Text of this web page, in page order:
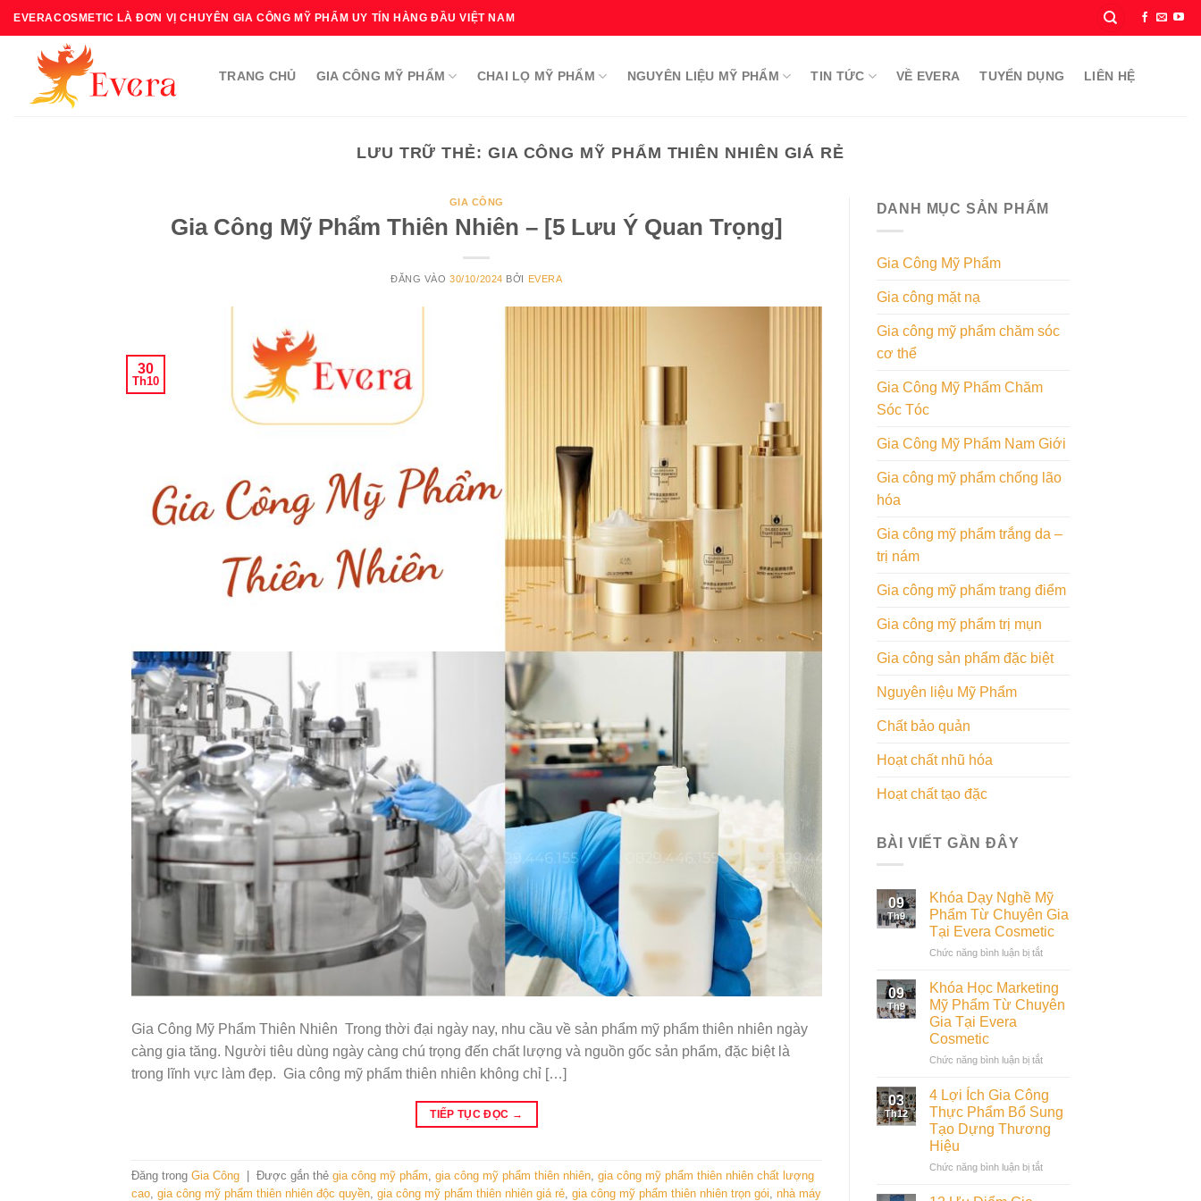
Bỏ
qua
EVERACOSMETIC LÀ ĐƠN VỊ CHUYÊN GIA CÔNG MỸ PHẨM UY TÍN HÀNG ĐẦU VIỆT NAM
TRANG CHỦ GIA CÔNG MỸ PHẨM CHAI LỌ MỸ PHẨM NGUYÊN LIỆU MỸ PHẨM TIN TỨC VỀ EVERA TUYỂN DỤNG LIÊN HỆ
LƯU TRỮ THẺ: GIA CÔNG MỸ PHẨM THIÊN NHIÊN GIÁ RẺ
GIA CÔNG
Gia Công Mỹ Phẩm Thiên Nhiên – [5 Lưu Ý Quan Trọng]
ĐĂNG VÀO30/10/2024 BỞI EVERA
30
Th10
Gia Công Mỹ Phẩm Thiên Nhiên Trong thời đại ngày nay, nhu cầu về sản phẩm mỹ phẩm thiên nhiên ngày
càng gia tăng. Người tiêu dùng ngày càng chú trọng đến chất lượng và nguồn gốc sản phẩm, đặc biệt là
trong lĩnh vực làm đẹp. Gia công mỹ phẩm thiên nhiên không chỉ […]
TIẾP TỤC ĐỌC →
Đăng trong Gia Công | Được gắn thẻ gia công mỹ phẩm gia công mỹ phẩm thiên nhiên gia công mỹ phẩm thiên nhiên chất lượng
cao gia công mỹ phẩm thiên nhiên độc quyền gia công mỹ phẩm thiên nhiên giá rẻ gia công mỹ phẩm thiên nhiên trọn gói nhà máy
DANH MỤC SẢN PHẨM
Gia Công Mỹ Phẩm
Gia công mặt nạ
Gia công mỹ phẩm chăm sóc
cơ thể
Gia Công Mỹ Phẩm Chăm
Sóc Tóc
Gia Công Mỹ Phẩm Nam Giới
Gia công mỹ phẩm chống lão
hóa
Gia công mỹ phẩm trắng da –
trị nám
Gia công mỹ phẩm trang điểm
Gia công mỹ phẩm trị mụn
Gia công sản phẩm đặc biệt
Nguyên liệu Mỹ Phẩm
Chất bảo quản
Hoạt chất nhũ hóa
Hoạt chất tạo đặc
BÀI VIẾT GẦN ĐÂY
09
Th9
Khóa Dạy Nghề Mỹ
Phẩm Từ Chuyên Gia
Tại Evera Cosmetic
Chức năng bình luận bị tắtở
Dạy
Nghề
Mỹ
Chuyên
Evera
Cosmetic
09
Th9
Khóa Học Marketing
Mỹ Phẩm Từ Chuyên
Gia Tại Evera
Cosmetic
Chức năng bình luận bị tắtở
Marketing
Mỹ
Phẩm
Chuyên
03
Th12
4 Lợi Ích Gia Công
Thực Phẩm Bổ Sung
Tạo Dựng Thương
Hiệu
Chức năng bình luận bị tắtở